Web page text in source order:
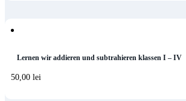
Lernen wir addieren und subtrahieren klassen I – IV
50,00 lei